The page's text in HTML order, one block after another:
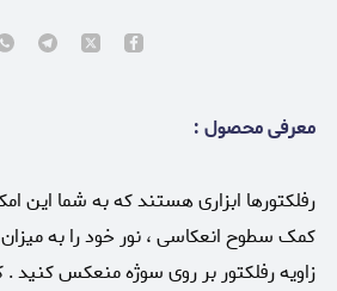
معرفی محصول :
رفلکتورها ابزاری هستند که به شما این
کمک سطوح انعکاسی ، نور خود را به
زاویه رفلکتور بر روی سوژه منعکس کنید .